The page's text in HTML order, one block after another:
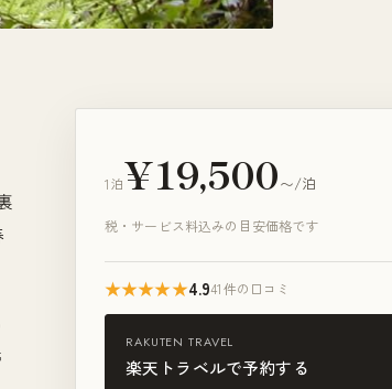
1泊¥19,500〜/泊
税・サービス料込みの目安価格です
★★★★★4.941件の口コミ
RAKUTEN TRAVEL
楽天トラベルで予約する